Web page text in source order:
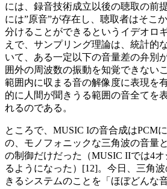
には、録音技術成立以後の聴取の前
には”原音”が存在し、聴取者はそこ
分けることができるというイデオロ
えで、サンプリング理論は、統計的
いて、ある一定以下の音量差の弁別
囲外の周波数の振動を知覚できない
範囲内に収まる音の解像度に表現を
的に人間が聞きうる範囲の音全てを
れるのである。
ところで、MUSIC Iの音合成はPCM
の、モノフォニックな三角波の音量
の制御だけだった（MUSIC IIでは4
るようになった）[12]。今日、三角
きるシステムのことを「ほぼどんな